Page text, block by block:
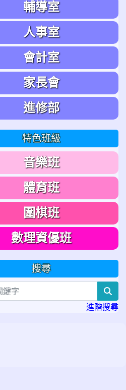
輔導室
人事室
會計室
家長會
進修部
特色班級
音樂班
體育班
圍棋班
數理資優班
搜尋
進階搜尋